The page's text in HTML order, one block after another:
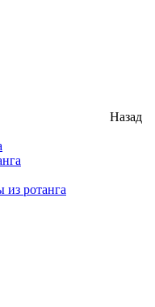
Назад
ротанга